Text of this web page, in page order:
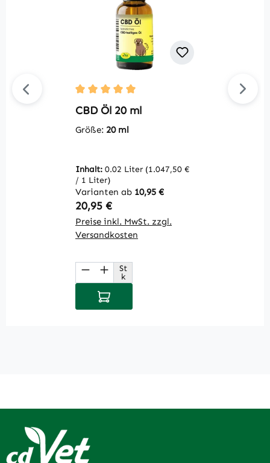
Durchschnittliche Bewertung von 5 von 5
CBD Öl 20 ml
Größe: 20 ml
Inhalt: 0.02 Liter (1.047,50 €
/ 1 Liter)
Varianten ab 10,95 €
Regulärer Preis:
20,95 €
Preise inkl. MwSt. zzgl.
Versandkosten
Produkt Anzahl: Gib den
St
k
In den Warenkorb